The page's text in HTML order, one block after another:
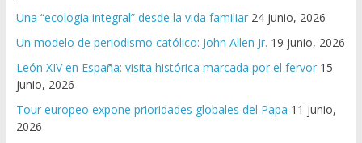
Una “ecología integral” desde la vida familiar 24 junio, 2026
Un modelo de periodismo católico: John Allen Jr. 19 junio, 2026
León XIV en España: visita histórica marcada por el fervor 15
junio, 2026
Tour europeo expone prioridades globales del Papa 11 junio,
2026